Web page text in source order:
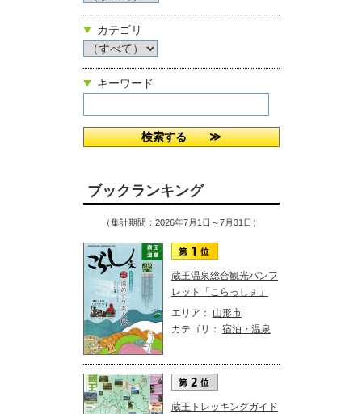
カテゴリ
キーワード
ブックランキング
（集計期間：2026年7月1日～7月31日）
蔵王温泉総合観光パンフ
レット「こらっしぇ」
エリア： 山形市
カテゴリ： 宿泊・温泉
蔵王トレッキングガイド